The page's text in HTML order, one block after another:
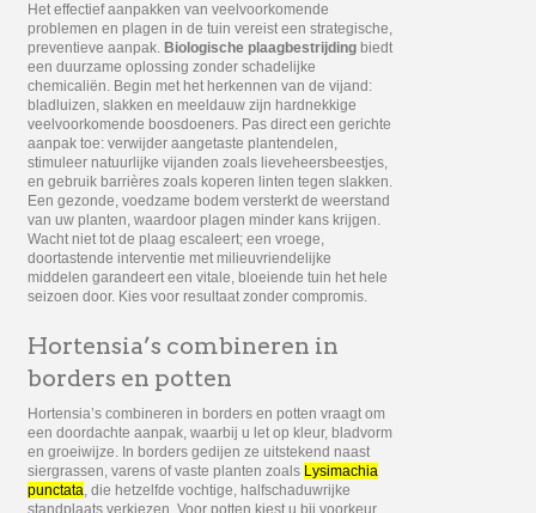
Het effectief aanpakken van veelvoorkomende
problemen en plagen in de tuin vereist een strategische,
preventieve aanpak. Biologische plaagbestrijding biedt
een duurzame oplossing zonder schadelijke
chemicaliën. Begin met het herkennen van de vijand:
bladluizen, slakken en meeldauw zijn hardnekkige
veelvoorkomende boosdoeners. Pas direct een gerichte
aanpak toe: verwijder aangetaste plantendelen,
stimuleer natuurlijke vijanden zoals lieveheersbeestjes,
en gebruik barrières zoals koperen linten tegen slakken.
Een gezonde, voedzame bodem versterkt de weerstand
van uw planten, waardoor plagen minder kans krijgen.
Wacht niet tot de plaag escaleert; een vroege,
doortastende interventie met milieuvriendelijke
middelen garandeert een vitale, bloeiende tuin het hele
seizoen door. Kies voor resultaat zonder compromis.
Hortensia’s combineren in
borders en potten
Hortensia’s combineren in borders en potten vraagt om
een doordachte aanpak, waarbij u let op kleur, bladvorm
en groeiwijze. In borders gedijen ze uitstekend naast
siergrassen, varens of vaste planten zoals Lysimachia
punctata, die hetzelfde vochtige, halfschaduwrijke